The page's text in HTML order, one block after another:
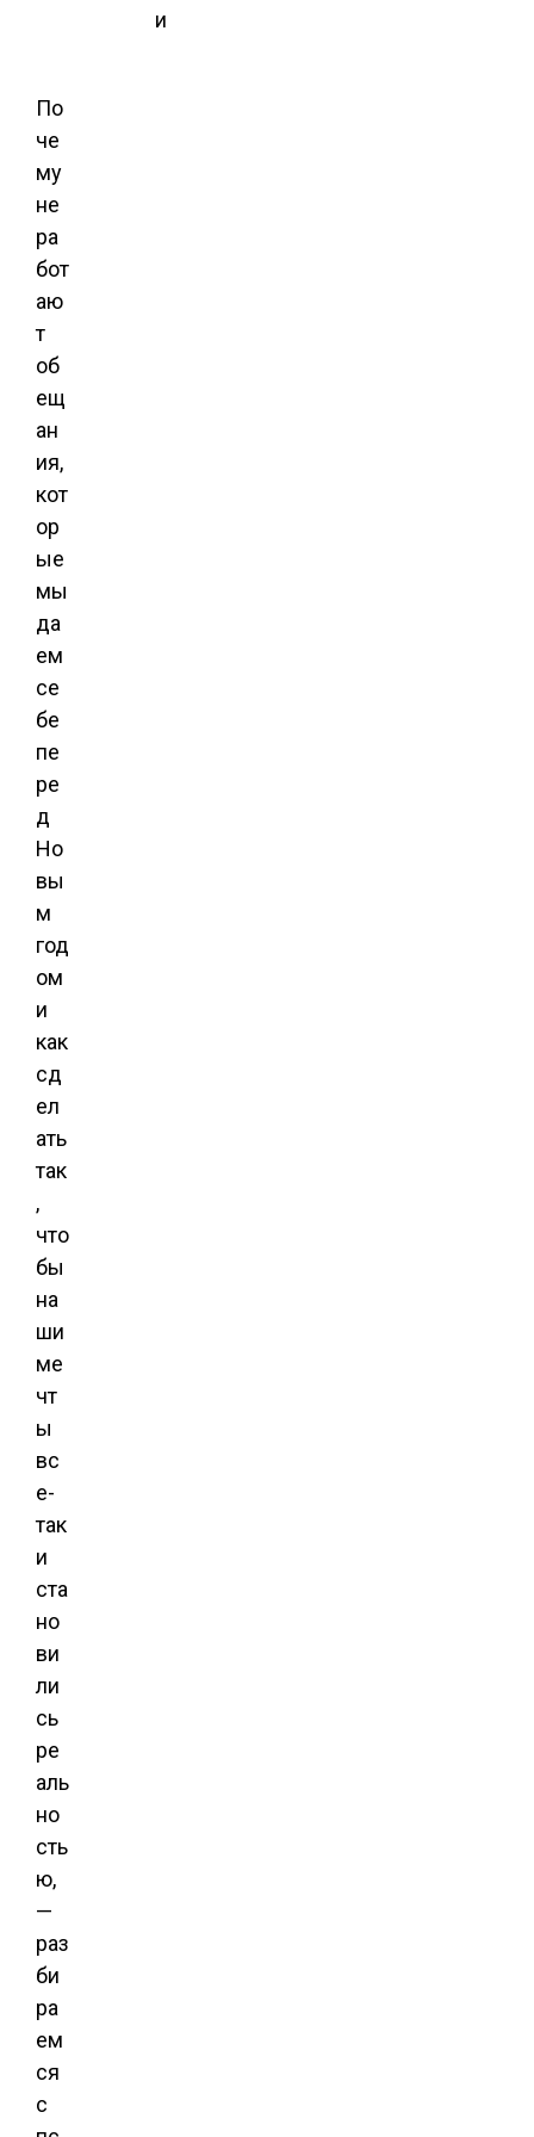
и
По
че
му
не
ра
бот
аю
т
об
ещ
ан
ия,
кот
ор
ые
мы
да
ем
се
бе
пе
ре
д
Но
вы
м
год
ом
и
как
сд
ел
ать
так
,
что
бы
на
ши
ме
чт
ы
вс
е-
так
и
ста
но
ви
ли
сь
ре
аль
но
сть
ю,
—
раз
би
ра
ем
ся
с